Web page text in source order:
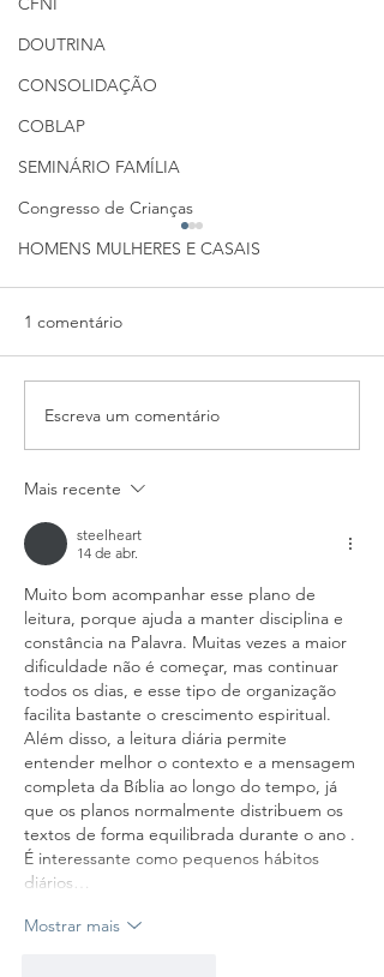
DOUTRINA
CONSOLIDAÇÃO
COBLAP
SEMINÁRIO FAMÍLIA
Congresso de Crianças
HOMENS MULHERES E CASAIS
PLANO DE LEITURA
BÍBLICA
1 comentário
Escreva um comentário
Mais recente
steelheart
14 de abr.
Muito bom acompanhar esse plano de
leitura, porque ajuda a manter disciplina e
constância na Palavra. Muitas vezes a maior
dificuldade não é começar, mas continuar
todos os dias, e esse tipo de organização
facilita bastante o crescimento espiritual.
Além disso, a leitura diária permite
entender melhor o contexto e a mensagem
completa da Bíblia ao longo do tempo, já
que os planos normalmente distribuem os
textos de forma equilibrada durante o ano .
É interessante como pequenos hábitos
diários…
Mostrar mais